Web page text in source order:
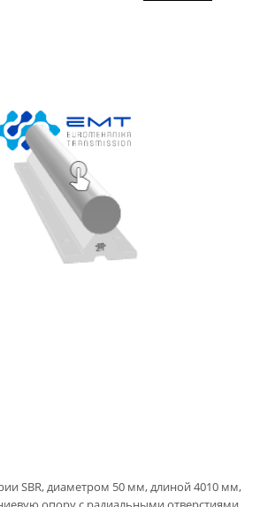
SBR, диаметром 50 мм, длиной 4010 мм,